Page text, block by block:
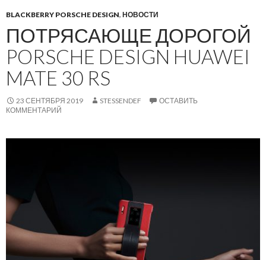
BLACKBERRY PORSCHE DESIGN, НОВОСТИ
ПОТРЯСАЮЩЕ ДОРОГОЙ
PORSCHE DESIGN HUAWEI
MATE 30 RS
23 СЕНТЯБРЯ 2019 STESSENDEF
ОСТАВИТЬ
КОММЕНТАРИЙ